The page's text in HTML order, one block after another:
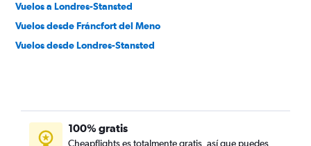
Vuelos a Londres-Stansted
Vuelos desde Fráncfort del Meno
Vuelos desde Londres-Stansted
100% gratis
Cheapflights es totalmente gratis, así que puedes